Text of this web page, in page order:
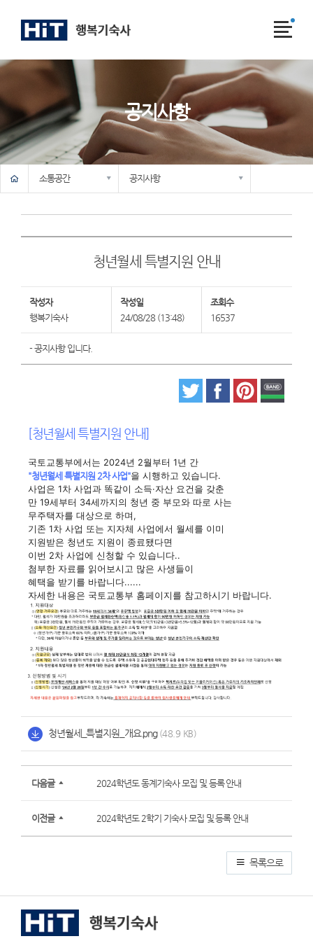
전
메
뉴
공지사항
메인
기숙사소개
시설안내
입사/퇴사안내
생활안내
소통공간 공지사항
청년월세 특별지원 안내
작성자
행복기숙사
작성일
24/08/28 (13:48)
조회수
16537
- 공지사항 입니다.
[청년월세 특별지원 안내]
국토교통부에서는 2024년 2월부터 1년 간
"청년월세 특별지원 2차 사업"을 시행하고 있습니다.
사업은 1차 사업과 똑같이 소득·자산 요건을 갖춘
만 19세부터 34세까지의 청년 중 부모와 따로 사는
무주택자를 대상으로 하며,
기존 1차 사업 또는 지자체 사업에서 월세를 이미
지원받은 청년도 지원이 종료됐다면
이번 2차 사업에 신청할 수 있습니다..
첨부한 자료를 읽어보시고 많은 사생들이
혜택을 받기를 바랍니다......
자세한 내용은 국토교통부 홈페이지를 참고하시기 바랍니다.
청년월세_특별지원_개요.png (48.9 KB)
다음글 2024학년도 동계기숙사 모집 및 등록 안내
이전글 2024학년도 2학기 기숙사 모집 및 등록 안내
목록으로